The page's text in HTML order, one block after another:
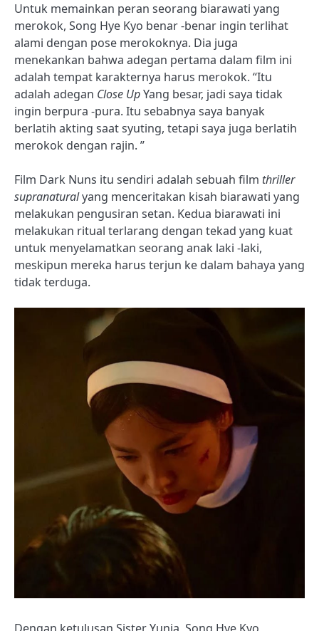
Untuk memainkan peran seorang biarawati yang
merokok, Song Hye Kyo benar -benar ingin terlihat
alami dengan pose merokoknya. Dia juga
menekankan bahwa adegan pertama dalam film ini
adalah tempat karakternya harus merokok. “Itu
adalah adegan Close UpYang besar, jadi saya tidak
ingin berpura -pura. Itu sebabnya saya banyak
berlatih akting saat syuting, tetapi saya juga berlatih
merokok dengan rajin. ”
Film Dark Nuns itu sendiri adalah sebuah film thriller
supranaturalyang menceritakan kisah biarawati yang
melakukan pengusiran setan. Kedua biarawati ini
melakukan ritual terlarang dengan tekad yang kuat
untuk menyelamatkan seorang anak laki -laki,
meskipun mereka harus terjun ke dalam bahaya yang
tidak terduga.